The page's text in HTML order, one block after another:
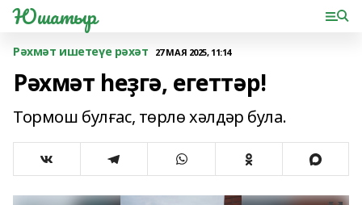
Юшатыр
Рәхмәт ишетеүе рәхәт 27 МАЯ 2025, 11:14
Рәхмәт һеҙгә, егеттәр!
Тормош булғас, төрлө хәлдәр була.